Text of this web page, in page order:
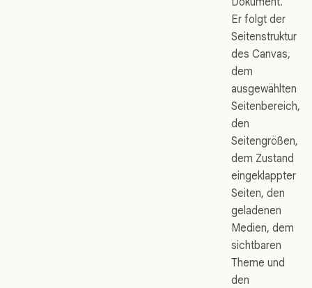
Er folgt der
Seitenstruktur
des Canvas,
dem
ausgewählten
Seitenbereich,
den
Seitengrößen,
dem Zustand
eingeklappter
Seiten, den
geladenen
Medien, dem
sichtbaren
Theme und
den